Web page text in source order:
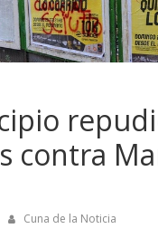
contra
Cuna de la Noticia